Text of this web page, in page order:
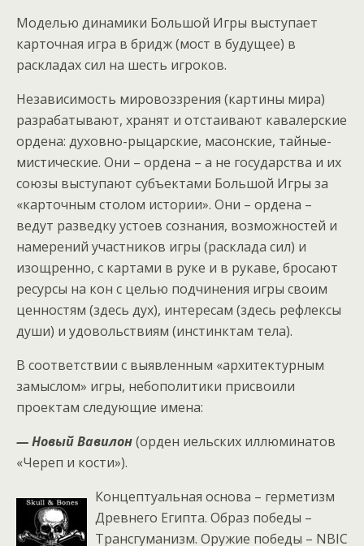
Моделью динамики Большой Игры выступает
карточная игра в бридж (мост в будущее) в
раскладах сил на шесть игроков.
Независимость мировоззрения (картины мира)
разрабатывают, хранят и отстаивают кавалерские
ордена: духовно-рыцарские, масонские, тайные-
мистические. Они – ордена – а не государства и их
союзы выступают субъектами Большой Игры за
«карточным столом истории». Они – ордена –
ведут разведку устоев сознания, возможностей и
намерений участников игры (расклада сил) и
изощренно, с картами в руке и в рукаве, бросают
ресурсы на кон с целью подчинения игры своим
ценностям (здесь дух), интересам (здесь рефлексы
души) и удовольствиям (инстинктам тела).
В соответствии с выявленным «архитектурным
замыслом» игры, небополитики присвоили
проектам следующие имена:
— Новый Вавилон(орден иельских иллюминатов
«Череп и кости»).
Концептуальная основа – герметизм
Древнего Египта. Образ победы –
Трансгуманизм. Оружие победы – NBIC